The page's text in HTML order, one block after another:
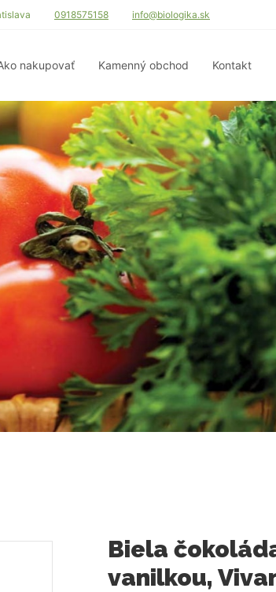
nakupovať Kamenný obchod Kontakt
0918575158 info@biologika.sk
Biela
vanilkou,